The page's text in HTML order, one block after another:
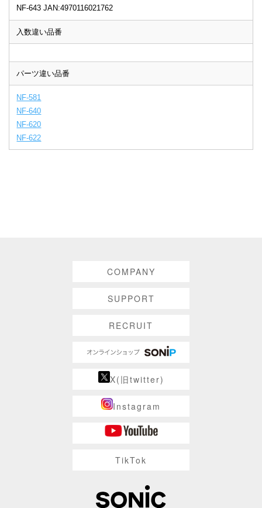
NF-643 JAN:4970116021762
入数違い品番
パーツ違い品番
NF-581
NF-640
NF-620
NF-622
COMPANY
SUPPORT
RECRUIT
X(旧twitter)
Instagram
TikTok